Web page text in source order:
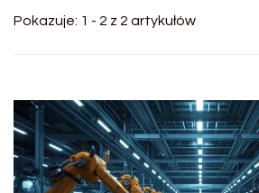
Pokazuje: 1 - 2 z 2 artykułów